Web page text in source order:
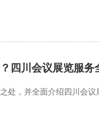
四川会议展览服务
处，并全面介绍四川会